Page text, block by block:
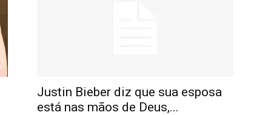
Justin Bieber diz que sua esposa
está nas mãos de Deus,...